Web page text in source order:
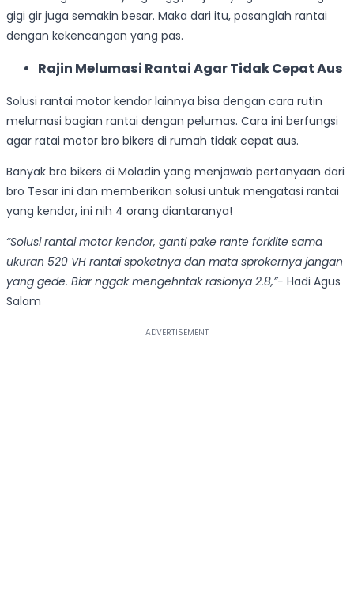
gigi gir juga semakin besar. Maka dari itu, pasanglah rantai
dengan kekencangan yang pas.
Rajin Melumasi Rantai Agar Tidak Cepat Aus
Solusi rantai motor kendor lainnya bisa dengan cara rutin
melumasi bagian rantai dengan pelumas. Cara ini berfungsi
agar ratai motor bro bikers di rumah tidak cepat aus.
Banyak bro bikers di Moladin yang menjawab pertanyaan dari
bro Tesar ini dan memberikan solusi untuk mengatasi rantai
yang kendor, ini nih 4 orang diantaranya!
“Solusi rantai motor kendor, ganti pake rante forklite sama
ukuran 520 VH rantai spoketnya dan mata sprokernya jangan
yang gede. Biar nggak mengehntak rasionya 2.8,”- Hadi Agus
Salam